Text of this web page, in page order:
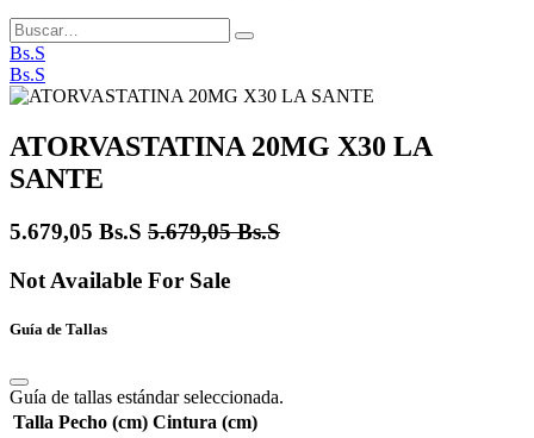
Bs.S
Bs.S
ATORVASTATINA 20MG X30 LA
SANTE
5.679,05 Bs.S 5.679,05Bs.S
Not Available For Sale
Guía de Tallas
Guía de tallas estándar seleccionada.
Talla Pecho (cm) Cintura (cm)